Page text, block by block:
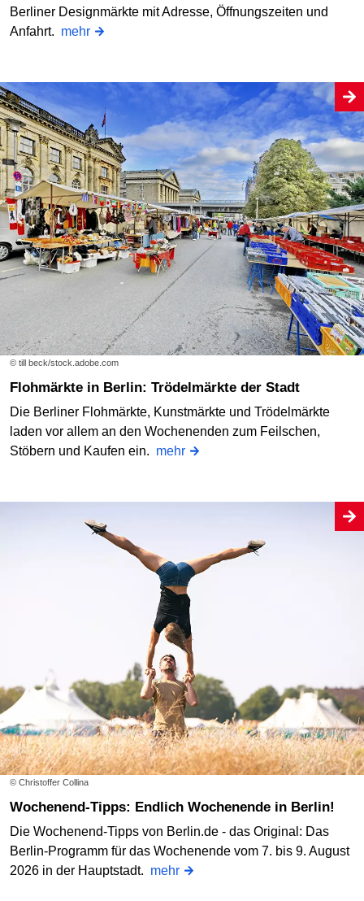
Berliner Designmärkte mit Adresse, Öffnungszeiten und
Anfahrt. mehr
© till beck/stock.adobe.com
Flohmärkte in Berlin: Trödelmärkte der Stadt
Die Berliner Flohmärkte, Kunstmärkte und Trödelmärkte
laden vor allem an den Wochenenden zum Feilschen,
Stöbern und Kaufen ein. mehr
© Christoffer Collina
Wochenend-Tipps: Endlich Wochenende in Berlin!
Die Wochenend-Tipps von Berlin.de - das Original: Das
Berlin-Programm für das Wochenende vom 7. bis 9. August
2026 in der Hauptstadt. mehr